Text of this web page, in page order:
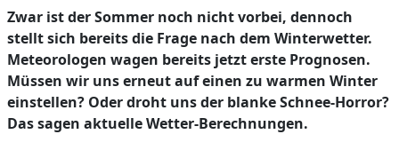
Zwar ist der Sommer noch nicht vorbei, dennoch
stellt sich bereits die Frage nach dem Winterwetter.
Meteorologen wagen bereits jetzt erste Prognosen.
Müssen wir uns erneut auf einen zu warmen Winter
einstellen? Oder droht uns der blanke Schnee-Horror?
Das sagen aktuelle Wetter-Berechnungen.